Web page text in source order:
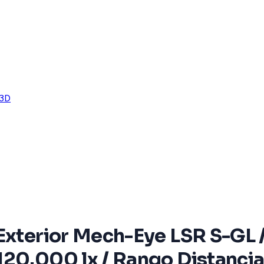
Mech-Eye LSR S-
lx / Rango